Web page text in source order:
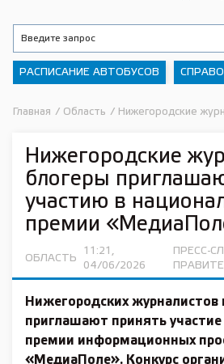
РАСПИСАНИЕ АВТОБУСОВ
Главная / Область / Нижегородские
Нижегородские
блогеры
участию в
премии
ОБЛАСТЬ
11:21,
04/06/2026
ПРЕСС-
Нижегородских журналистов
приглашают принять
премии информационных
«МедиаПоле». Конкурс